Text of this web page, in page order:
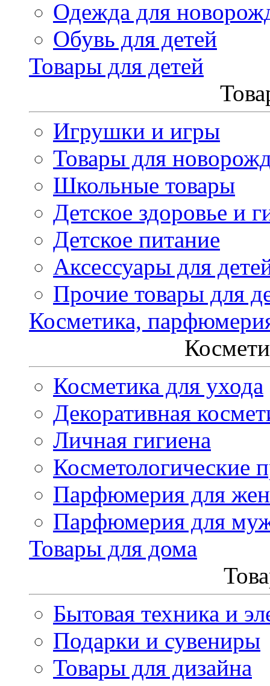
Одежда для
Обувь для детей
Товары для детей
Игрушки и игры
Товары для
Школьные товары
Детское здоровье и
Детское питание
Аксессуары для
Прочие товары для
Косметика,
Косметика для ухода
Декоративная
Личная гигиена
Косметологические
Парфюмерия для
Парфюмерия для
Товары для дома
Бытовая техника и
Подарки и сувениры
Товары для дизайна